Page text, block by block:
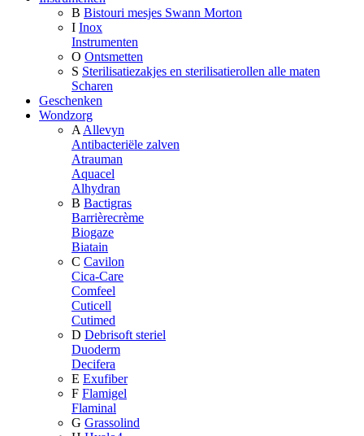
B Bistouri mesjes Swann Morton
I Inox
Instrumenten
O Ontsmetten
S Sterilisatiezakjes en sterilisatierollen alle maten
Scharen
Geschenken
Wondzorg
A Allevyn
Antibacteriële zalven
Atrauman
Aquacel
Alhydran
B Bactigras
Barrièrecrème
Biogaze
Biatain
C Cavilon
Cica-Care
Comfeel
Cuticell
Cutimed
D Debrisoft steriel
Duoderm
Decifera
E Exufiber
F Flamigel
Flaminal
G Grassolind